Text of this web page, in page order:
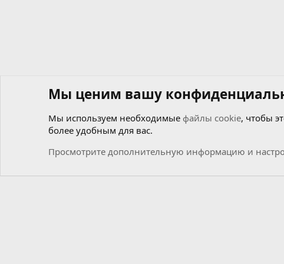
Форумы
Мы ценим вашу
Мы используем необходимые файлы cookie, чтобы
более удобным для вас.
Просмотрите дополнительную информацию и